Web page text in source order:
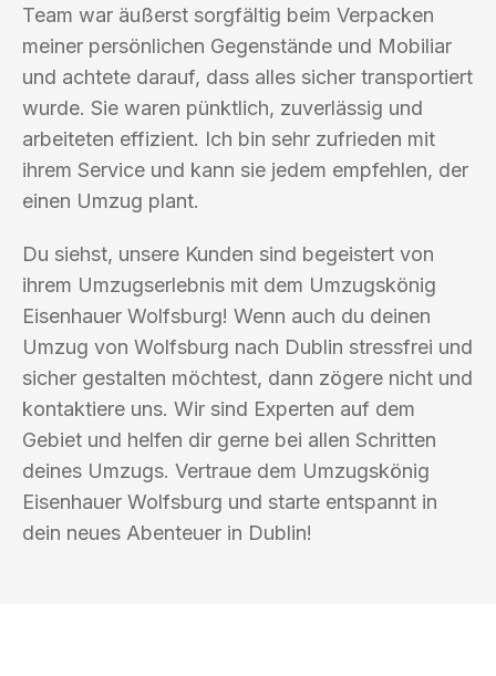
Team war äußerst sorgfältig beim Verpacken
meiner persönlichen Gegenstände und Mobiliar
und achtete darauf, dass alles sicher transportiert
wurde. Sie waren pünktlich, zuverlässig und
arbeiteten effizient. Ich bin sehr zufrieden mit
ihrem Service und kann sie jedem empfehlen, der
einen Umzug plant.
Du siehst, unsere Kunden sind begeistert von
ihrem Umzugserlebnis mit dem Umzugskönig
Eisenhauer Wolfsburg! Wenn auch du deinen
Umzug von Wolfsburg nach Dublin stressfrei und
sicher gestalten möchtest, dann zögere nicht und
kontaktiere uns. Wir sind Experten auf dem
Gebiet und helfen dir gerne bei allen Schritten
deines Umzugs. Vertraue dem Umzugskönig
Eisenhauer Wolfsburg und starte entspannt in
dein neues Abenteuer in Dublin!